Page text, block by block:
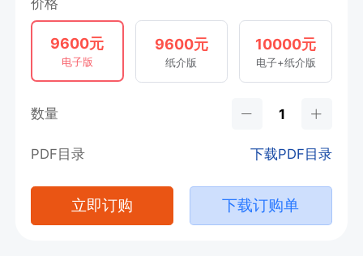
9600元
电子版
9600元
纸介版
10000元
电子+纸介版
数量
PDF目录 下载PDF目录
立即订购 下载订购单